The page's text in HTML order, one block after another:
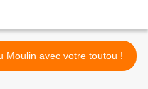
Moulin avec votre toutou !